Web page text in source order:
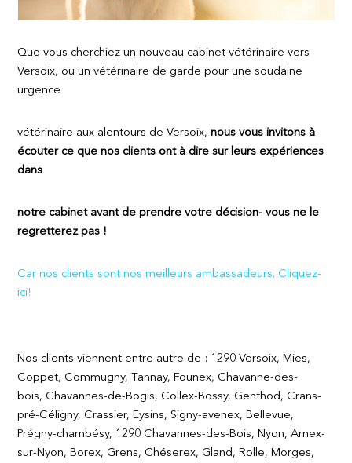
Que vous cherchiez un nouveau cabinet vétérinaire vers
Versoix, ou un vétérinaire de garde pour une soudaine
urgence
vétérinaire aux alentours de Versoix,nous vous invitons à
écouter ce que nos clients ont à dire sur leurs expériences
dans
notre cabinet avant de prendre votre décision- vous ne le
regretterez pas !
Car nos clients sont nos meilleurs ambassadeurs. Cliquez-
ici!
Nos clients viennent entre autre de : 1290 Versoix, Mies,
Coppet, Commugny, Tannay, Founex, Chavanne-des-
bois, Chavannes-de-Bogis, Collex-Bossy, Genthod, Crans-
pré-Céligny, Crassier, Eysins, Signy-avenex, Bellevue,
Prégny-chambésy, 1290 Chavannes-des-Bois, Nyon, Arnex-
sur-Nyon, Borex, Grens, Chéserex, Gland, Rolle, Morges,